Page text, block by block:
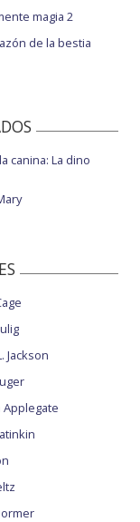
magia 2
de la bestia
canina: La dino
Jackson
Applegate